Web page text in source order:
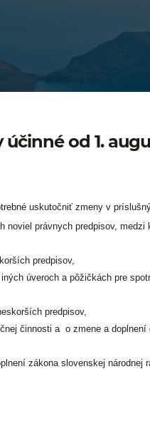
od 1.
uskutočniť zmeny v
právnych predpisov, medzi
predpisov,
úveroch a pôžičkách pre
predpisov,
činnosti a o zmene a
zákona slovenskej národnej